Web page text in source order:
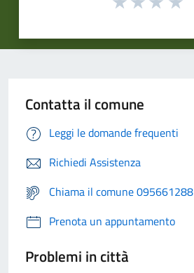
Contatta il comune
Leggi le domande frequenti
Richiedi Assistenza
Chiama il comune 095661288
Prenota un appuntamento
Problemi in città